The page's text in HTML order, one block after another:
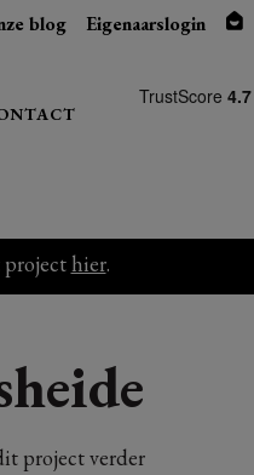
blog Eigenaarslogin
hier.
project verder